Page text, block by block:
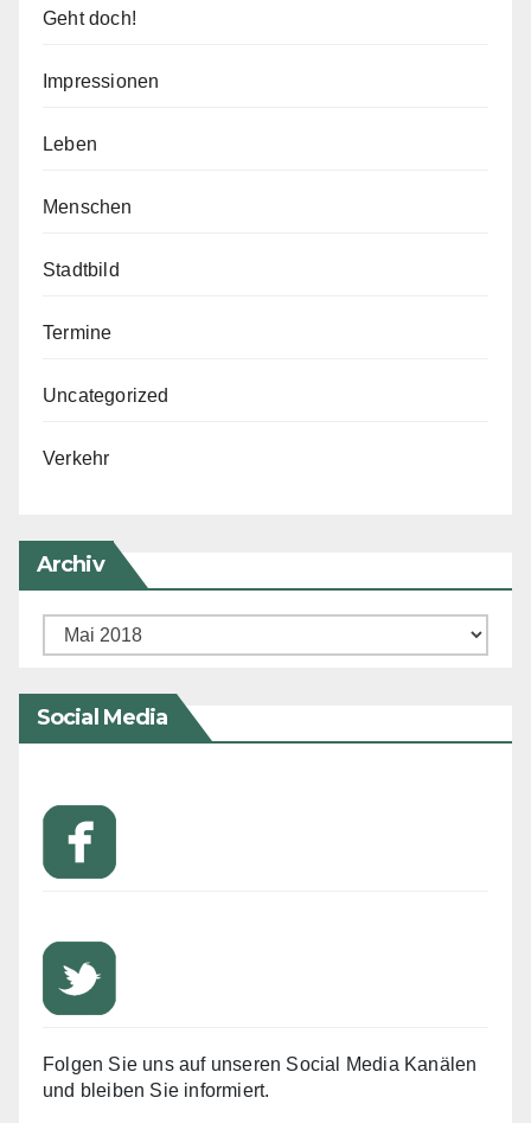
Geht doch!
Impressionen
Leben
Menschen
Stadtbild
Termine
Uncategorized
Verkehr
Archiv
Archiv
Social Media
Folgen Sie uns auf unseren Social Media Kanälen
und bleiben Sie informiert.